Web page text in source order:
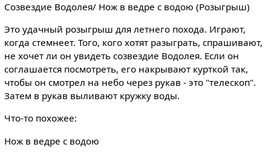
Созвездие Водолея/ Нож в ведре с водою (Розыгрыш)
Это удачный розыгрыш для летнего похода. Играют,
когда стемнеет. Того, кого хотят разыграть, спрашивают,
не хочет ли он увидеть созвездие Водолея. Если он
соглашается посмотреть, его накрывают курткой так,
чтобы он смотрел на небо через рукав - это "телескоп".
Затем в рукав выливают кружку воды.
Что-то похожее:
Нож в ведре с водою